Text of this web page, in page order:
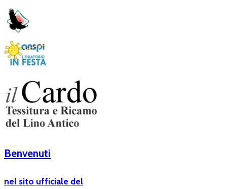
Benvenuti
nel sito ufficiale del